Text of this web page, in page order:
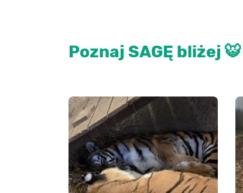
Poznaj SAGĘ bliżej 🐯